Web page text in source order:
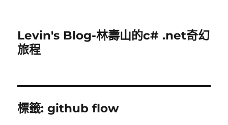
Levin's Blog-林壽山的c# .net奇幻
旅程
標籤:github flow